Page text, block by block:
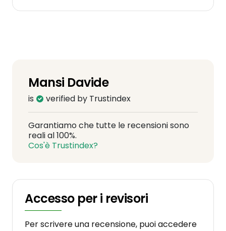
Mansi Davide
is verified by Trustindex
Garantiamo che tutte le recensioni sono
reali al 100%.
Cos'è Trustindex?
Accesso per i revisori
Per scrivere una recensione, puoi accedere